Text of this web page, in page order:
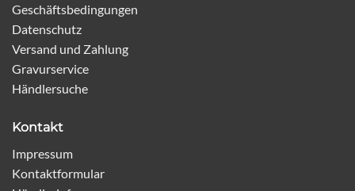
Geschäftsbedingungen
Datenschutz
Versand und Zahlung
Gravurservice
Händlersuche
Kontakt
Impressum
Kontaktformular